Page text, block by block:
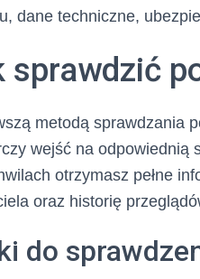
dane techniczne,
sprawdzić
metodą sprawdzania
wejść na odpowiednią
otrzymasz pełne
oraz historię
do